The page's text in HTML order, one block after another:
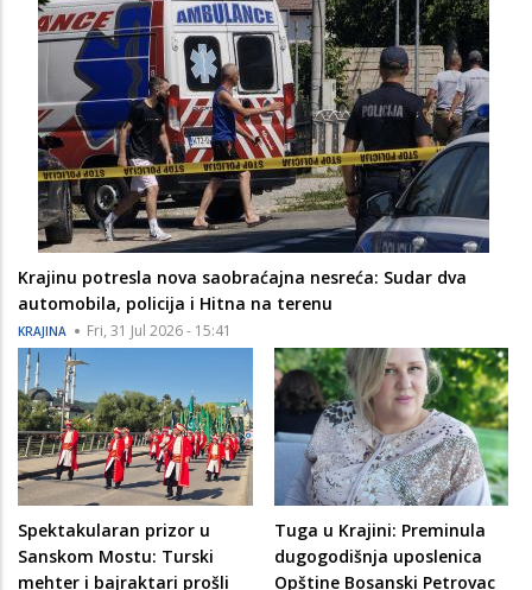
Krajinu potresla nova saobraćajna nesreća: Sudar dva
automobila, policija i Hitna na terenu
KRAJINA Fri, 31 Jul 2026 - 15:41
Spektakularan prizor u
Sanskom Mostu: Turski
mehter i bajraktari prošli
Tuga u Krajini: Preminula
dugogodišnja uposlenica
Opštine Bosanski Petrovac